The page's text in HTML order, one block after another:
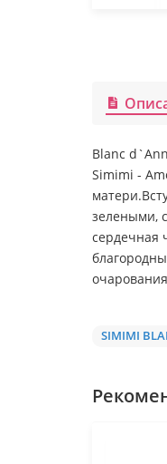
Blanc
Simimi -
зелеными,
сердечная
SIMIMI